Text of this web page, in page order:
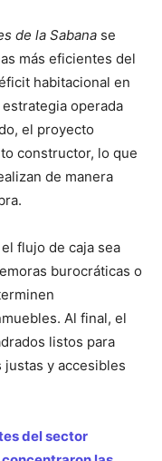
de la Sabana se
más eficientes del
habitacional en
operada
el proyecto
constructor, lo que
de manera
.
flujo de caja sea
burocráticas o
. Al final, el
listos para
y accesibles
del sector